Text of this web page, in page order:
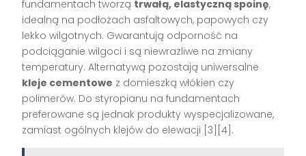
fundamentach tworzą trwałą, elastyczną spoinę,
idealną na podłożach asfaltowych, papowych czy
lekko wilgotnych. Gwarantują odporność na
podciąganie wilgoci i są niewrażliwe na zmiany
temperatury. Alternatywą pozostają uniwersalne
kleje cementowe z domieszką włókien czy
polimerów. Do styropianu na fundamentach
preferowane są jednak produkty wyspecjalizowane,
zamiast ogólnych klejów do elewacji [3][4] .